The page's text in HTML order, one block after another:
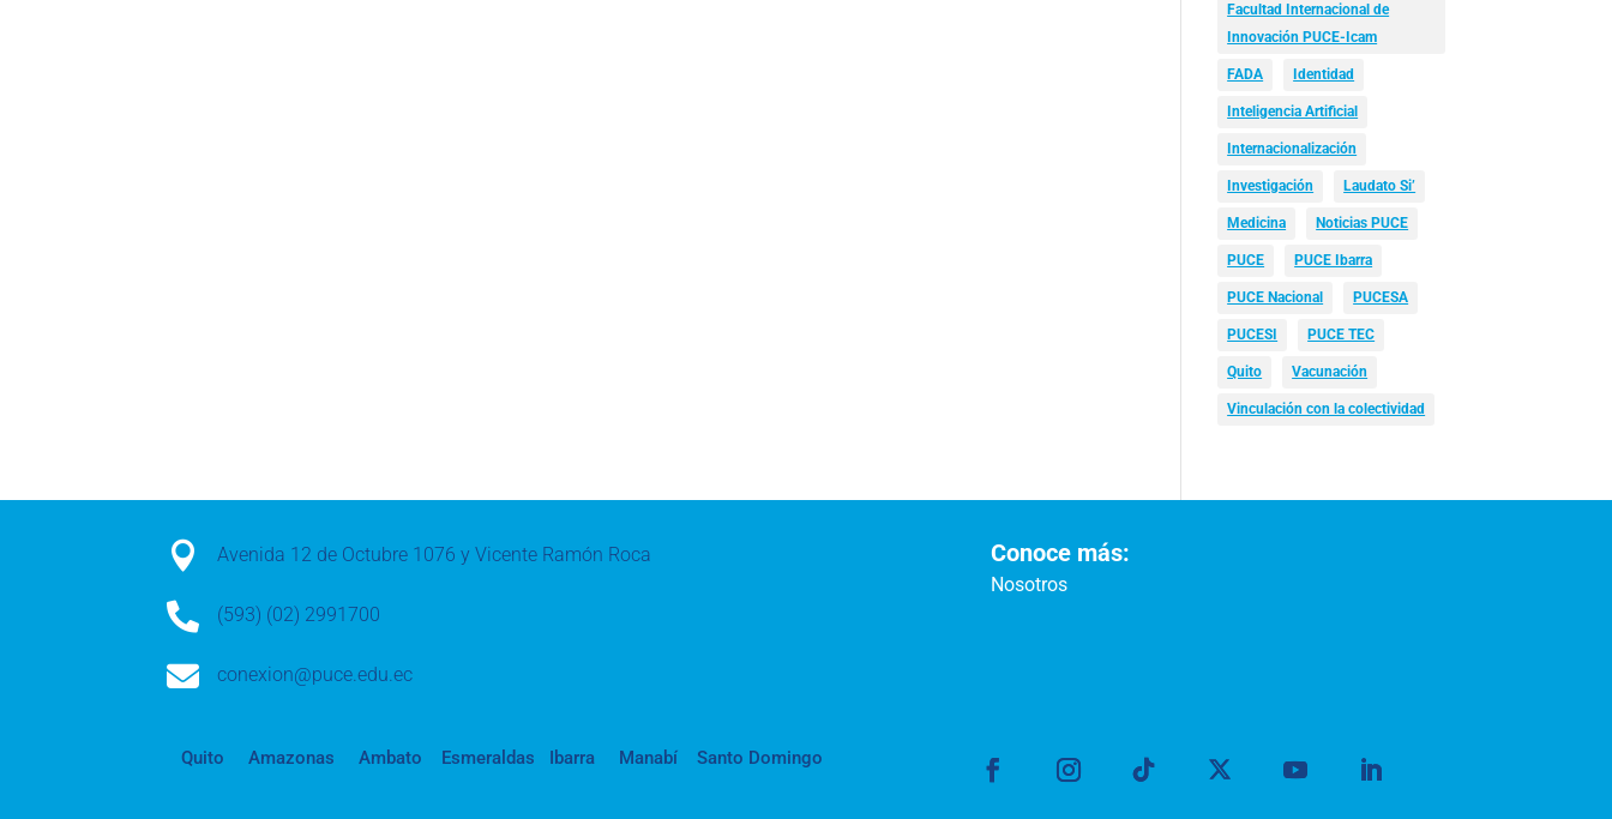
Facultad Internacional de
Innovación PUCE-Icam
FADA Identidad
Inteligencia Artificial
Internacionalización
Investigación Laudato Si’
Medicina Noticias PUCE
PUCE PUCE Ibarra
PUCE Nacional PUCESA
PUCESI PUCE TEC
Quito Vacunación
Vinculación con la colectividad
 Avenida 12 de Octubre 1076 y Vicente Ramón Roca
 (593) (02) 2991700
 conexion@puce.edu.ec
Conoce más:
Nosotros
Quito Amazonas Ambato Esmeraldas Ibarra Manabí Santo Domingo